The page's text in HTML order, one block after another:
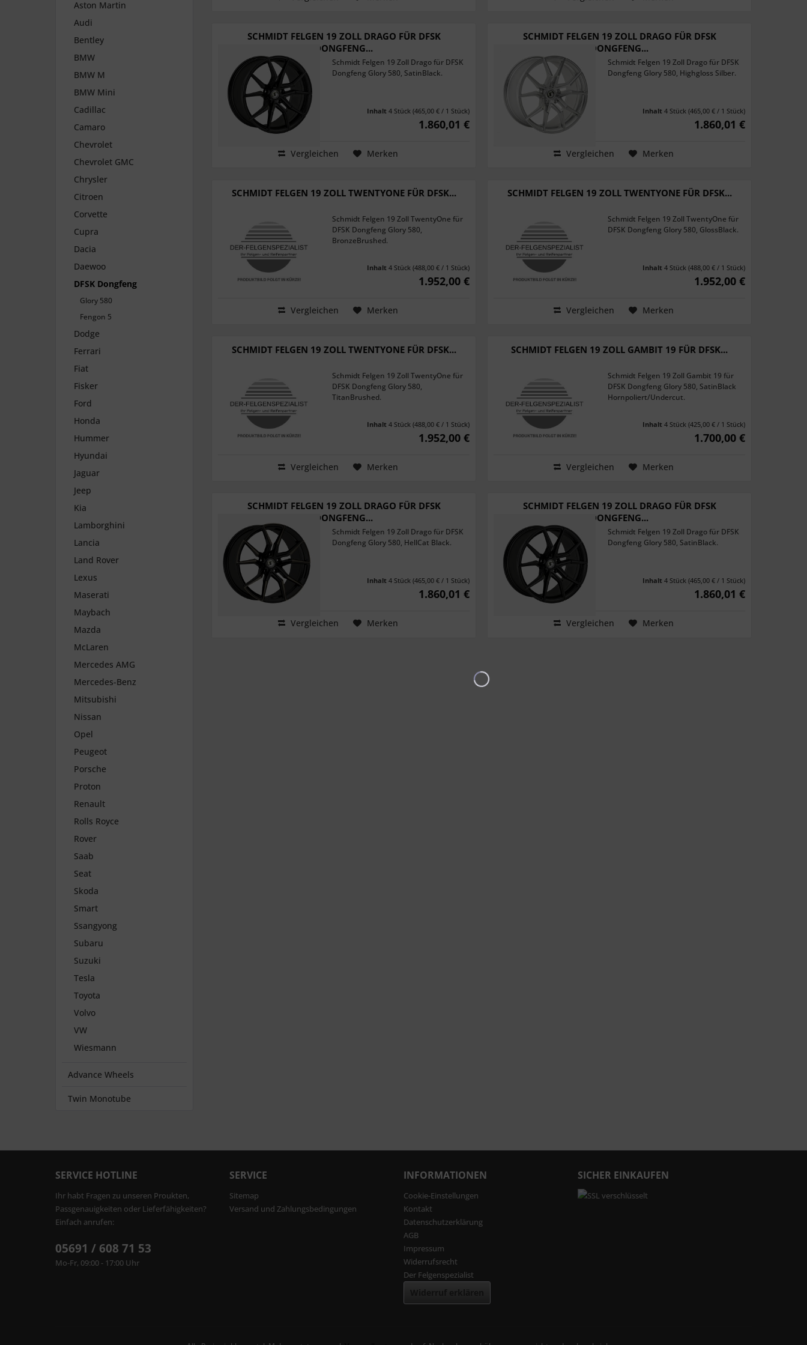
Aston Martin
Audi
Bentley
BMW
BMW M
BMW Mini
Cadillac
Camaro
Chevrolet
Chevrolet GMC
Chrysler
Citroen
Corvette
Cupra
Dacia
Daewoo
DFSK Dongfeng
Glory 580
Fengon 5
Dodge
Ferrari
Fiat
Fisker
Ford
Honda
Hummer
Hyundai
Jaguar
Jeep
Kia
Lamborghini
Lancia
Land Rover
Lexus
Maserati
Maybach
Mazda
McLaren
Mercedes AMG
Mercedes-Benz
Mitsubishi
Nissan
Opel
Peugeot
Porsche
Proton
Renault
Rolls Royce
Rover
Saab
Seat
Skoda
Smart
Ssangyong
Subaru
Suzuki
Tesla
Toyota
Volvo
VW
Wiesmann
Advance Wheels
Twin Monotube
SCHMIDT FELGEN 19 ZOLL DRAGO FÜR DFSK
DONGFENG...
Schmidt Felgen 19 Zoll Drago für DFSK
Dongfeng Glory 580, SatinBlack.
Inhalt 4 Stück (465,00 € / 1 Stück)
1.860,01 €
Vergleichen Merken
SCHMIDT FELGEN 19 ZOLL DRAGO FÜR DFSK
DONGFENG...
Schmidt Felgen 19 Zoll Drago für DFSK
Dongfeng Glory 580, Highgloss Silber.
Inhalt 4 Stück (465,00 € / 1 Stück)
1.860,01 €
Vergleichen Merken
SCHMIDT FELGEN 19 ZOLL TWENTYONE FÜR DFSK...
Schmidt Felgen 19 Zoll TwentyOne für
DFSK Dongfeng Glory 580,
BronzeBrushed.
Inhalt 4 Stück (488,00 € / 1 Stück)
1.952,00 €
Vergleichen Merken
SCHMIDT FELGEN 19 ZOLL TWENTYONE FÜR DFSK...
Schmidt Felgen 19 Zoll TwentyOne für
DFSK Dongfeng Glory 580, GlossBlack.
Inhalt 4 Stück (488,00 € / 1 Stück)
1.952,00 €
Vergleichen Merken
SCHMIDT FELGEN 19 ZOLL TWENTYONE FÜR DFSK...
Schmidt Felgen 19 Zoll TwentyOne für
DFSK Dongfeng Glory 580,
TitanBrushed.
Inhalt 4 Stück (488,00 € / 1 Stück)
1.952,00 €
Vergleichen Merken
SCHMIDT FELGEN 19 ZOLL GAMBIT 19 FÜR DFSK...
Schmidt Felgen 19 Zoll Gambit 19 für
DFSK Dongfeng Glory 580, SatinBlack
Hornpoliert/Undercut.
Inhalt 4 Stück (425,00 € / 1 Stück)
1.700,00 €
Vergleichen Merken
SCHMIDT FELGEN 19 ZOLL DRAGO FÜR DFSK
DONGFENG...
Schmidt Felgen 19 Zoll Drago für DFSK
Dongfeng Glory 580, HellCat Black.
Inhalt 4 Stück (465,00 € / 1 Stück)
1.860,01 €
Vergleichen Merken
SCHMIDT FELGEN 19 ZOLL DRAGO FÜR DFSK
DONGFENG...
Schmidt Felgen 19 Zoll Drago für DFSK
Dongfeng Glory 580, SatinBlack.
Inhalt 4 Stück (465,00 € / 1 Stück)
1.860,01 €
Vergleichen Merken
SERVICE HOTLINE
Ihr habt Fragen zu unseren Proukten,
Passgenauigkeiten oder Lieferfähigkeiten?
Einfach anrufen:
05691 / 608 71 53
Mo-Fr, 09:00 - 17:00 Uhr
SERVICE
Sitemap
Versand und Zahlungsbedingungen
INFORMATIONEN
Cookie-Einstellungen
Kontakt
Datenschutzerklärung
AGB
Impressum
Widerrufsrecht
Der Felgenspezialist
SICHER EINKAUFEN